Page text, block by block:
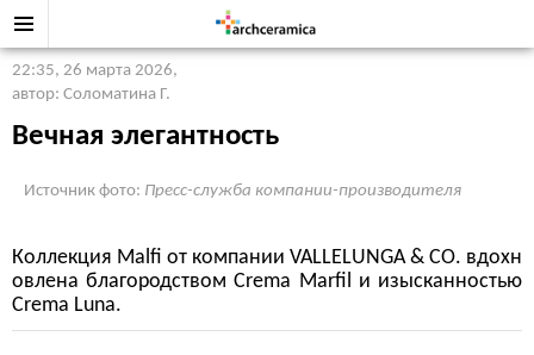
22:35, 26 марта 2026,
автор: Соломатина Г.
Вечная элегантность
Источник фото: Пресс-служба компании-производителя
Коллекция Malfi от компании VALLELUNGA & CO. вдохн
овлена благородством Crema Marfil и изысканностью
Crema Luna.